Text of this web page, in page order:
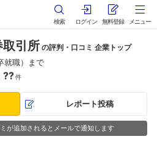
検索 ログイン 無料登録 メニュー
引所 の評判・口コミ 企業トップ
就職）まで
??件
レポート投稿
が追加されるとメールで通知します